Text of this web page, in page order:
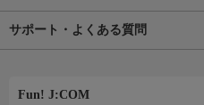
サポート・よくある質問
Fun! J:COM